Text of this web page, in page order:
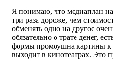
Я понимаю, что медиаплан
три раза дороже, чем
обменять одно на другое
обязательно о трате денег,
формы промоушна картины к
выходит в кинотеатрах. Это